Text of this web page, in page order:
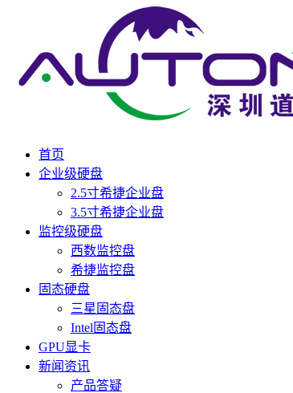
首页
企业级硬盘
2.5寸希捷企业盘
3.5寸希捷企业盘
监控级硬盘
西数监控盘
希捷监控盘
固态硬盘
三星固态盘
Intel固态盘
GPU显卡
新闻资讯
产品答疑